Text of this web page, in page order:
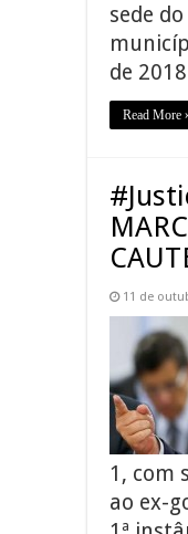
sede
de
Read More
11 de
1, com
ao ex-